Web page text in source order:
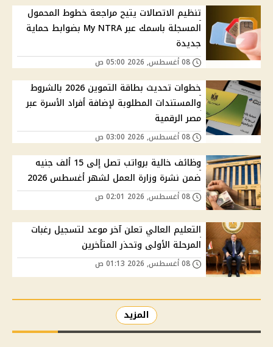
تنظيم الاتصالات يتيح مراجعة خطوط المحمول
المسجلة باسمك عبر My NTRA بضوابط حماية
جديدة
خطوات تحديث بطاقة التموين 2026 بالشروط
والمستندات المطلوبة لإضافة أفراد الأسرة عبر
مصر الرقمية
وظائف خالية برواتب تصل إلى 15 ألف جنيه
ضمن نشرة وزارة العمل لشهر أغسطس 2026
التعليم العالي تعلن آخر موعد لتسجيل رغبات
المرحلة الأولى وتحذر المتأخرين
المزيد